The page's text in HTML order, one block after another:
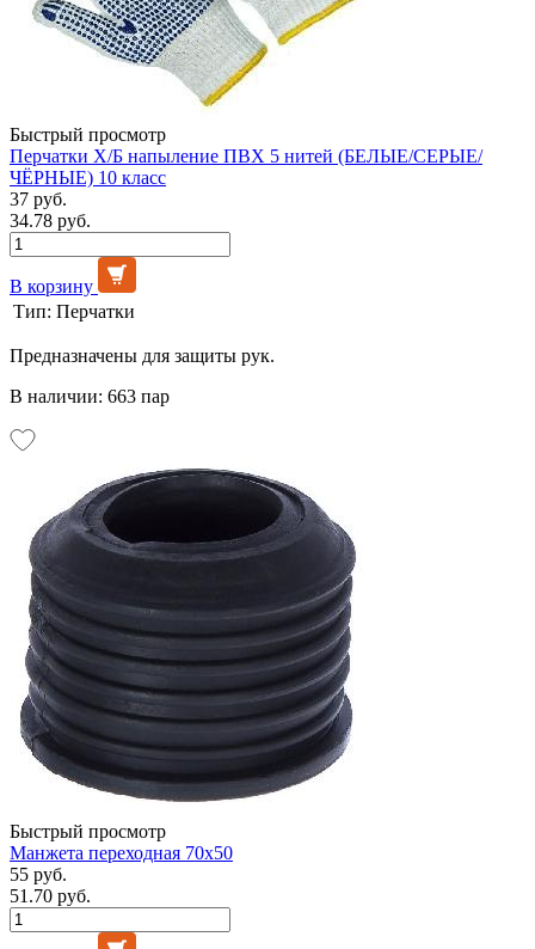
Быстрый просмотр
Перчатки Х/Б напыление ПВХ 5 нитей (БЕЛЫЕ/СЕРЫЕ/
ЧЁРНЫЕ) 10 класс
37 руб.
34.78 руб.
В корзину
Тип: Перчатки
Предназначены для защиты рук.
В наличии: 663 пар
Быстрый просмотр
Манжета переходная 70х50
55 руб.
51.70 руб.